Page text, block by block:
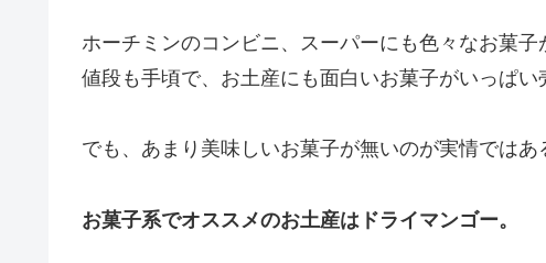
ホーチミンのコンビニ、スーパーにも色々なお菓子
値段も手頃で、お土産にも面白いお菓子がいっぱ
でも、あまり美味しいお菓子が無いのが実情ではあ
お菓子系でオススメのお土産はドライマンゴー。